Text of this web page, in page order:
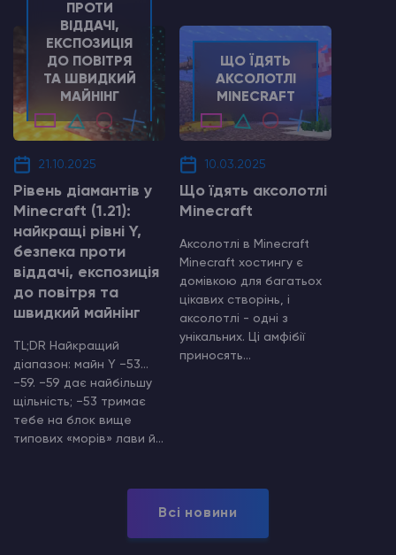
ПРОТИ
ВІДДАЧІ,
ЕКСПОЗИЦІЯ
ДО ПОВІТРЯ
ТА ШВИДКИЙ
МАЙНІНГ
21.10.2025
Рівень діамантів у
Minecraft (1.21):
найкращі рівні Y,
безпека проти
віддачі, експозиція
до повітря та
швидкий майнінг
TL;DR Найкращий
діапазон: майн Y −53…
−59. −59 дає найбільшу
щільність; −53 тримає
тебе на блок вище
типових «морів» лави й...
ЩО ЇДЯТЬ
АКСОЛОТЛІ
MINECRAFT
10.03.2025
Що їдять аксолотлі
Minecraft
Аксолотлі в Minecraft
Minecraft хостингу є
домівкою для багатьох
цікавих створінь, і
аксолотлі - одні з
унікальних. Ці амфібії
приносять...
Всі новини